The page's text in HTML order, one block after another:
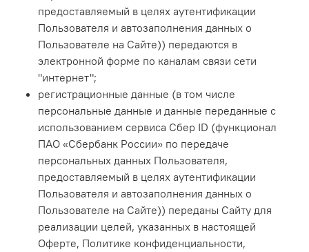
предоставляемый в целях аутентификации
Пользователя и автозаполнения данных о
Пользователе на Сайте)) передаются в
электронной форме по каналам связи сети
"интернет";
регистрационные данные (в том числе
персональные данные и данные переданные с
использованием сервиса Сбер ID (функционал
ПАО «Сбербанк России» по передаче
персональных данных Пользователя,
предоставляемый в целях аутентификации
Пользователя и автозаполнения данных о
Пользователе на Сайте)) переданы Сайту для
реализации целей, указанных в настоящей
Оферте, Политике конфиденциальности,